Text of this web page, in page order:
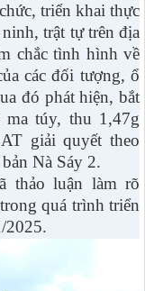
triển khai thực
trật tự trên địa
chắc tình hình về
các đối tượng, ổ
đó phát hiện, bắt
túy, thu 1,47g
giải quyết theo
Nà Sáy 2.
thảo luận làm rõ
quá trình triển
2025.